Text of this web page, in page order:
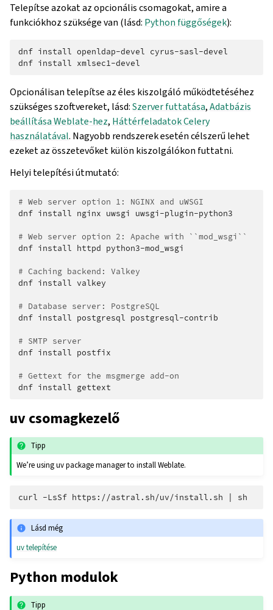
Telepítse azokat az opcionális csomagokat, amire a
funkciókhoz szüksége van (lásd: Python függőségek):
dnf install openldap-devel cyrus-sasl-devel
dnf install
Opcionálisan telepítse az éles kiszolgáló működtetéséhez
szükséges szoftvereket, lásd:Szerver futtatása,Adatbázis
beállítása Weblate-hez, Háttérfeladatok Celery
használatával. Nagyobb rendszerek esetén célszerű lehet
ezeket az összetevőket külön kiszolgálókon futtatni.
Helyi telepítési útmutató:
# Web server option 1: NGINX and uWSGI
dnf install nginx uwsgi uwsgi-plugin-python3
# Web server option 2: Apache with ``mod_wsgi``
dnf install httpd python3-mod_wsgi
# Caching backend: Valkey
dnf install valkey
# Database server: PostgreSQL
dnf install postgresql postgresql-contrib
# SMTP server
dnf install postfix
# Gettext for the msgmerge add-on
dnf install
uv csomagkezelő
Tipp
We’re using uv package manager to install Weblate.
curl -LsSf https://astral.sh/uv/install.sh
Lásd még
uv telepítése
Python modulok
Tipp